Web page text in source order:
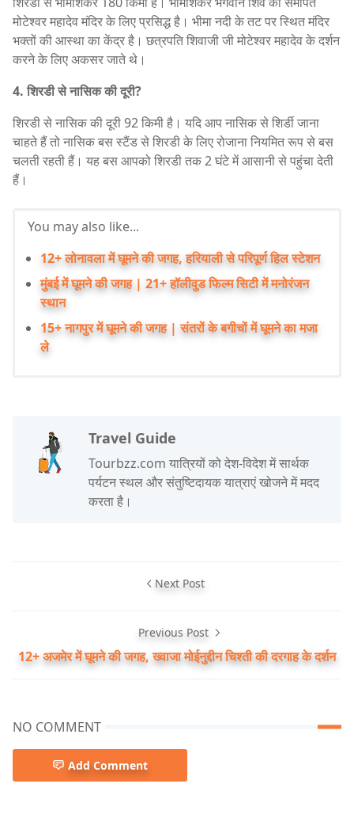
मोटेश्वर महादेव मंदिर के लिए प्रसिद्ध है। भीमा नदी के तट पर स्थित मंदिर
भक्तों की आस्था का केंद्र है। छत्रपति शिवाजी जी मोटेश्वर महादेव के दर्शन
करने के लिए अकसर जाते थे।
4. शिरडी से नासिक की दूरी?
शिरडी से नासिक की दूरी 92 किमी है। यदि आप नासिक से शिर्डी जाना
चाहते हैं तो नासिक बस स्टैंड से शिरडी के लिए रोजाना नियमित रूप से बस
चलती रहती हैं। यह बस आपको शिरडी तक 2 घंटे में आसानी से पहुंचा देती
हैं।
You may also like...
12+ लोनावला में घूमने की जगह, हरियाली से परिपूर्ण हिल स्टेशन
मुंबई में घूमने की जगह | 21+ हॉलीवुड फिल्म सिटी में मनोरंजन
स्थान
15+ नागपुर में घूमने की जगह | संतरों के बगीचों में घूमने का मजा
ले
Travel Guide
Tourbzz.com यात्रियों को देश-विदेश में सार्थक
पर्यटन स्थल और संतुष्टिदायक यात्राएं खोजने में मदद
करता है।
Next Post
Previous Post
12+ अजमेर में घूमने की जगह, ख्वाजा मोईनुद्दीन चिश्ती की दरगाह के दर्शन
NO COMMENT
Add Comment